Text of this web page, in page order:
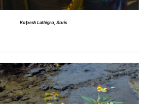
Kalpesh Lathigra, Saris